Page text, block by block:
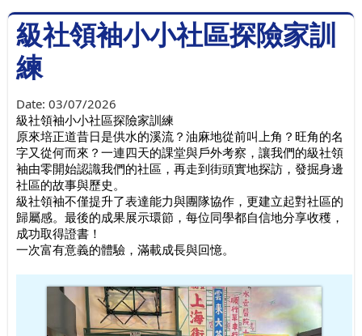
級社領袖小小社區探險家訓
練
Date: 03/07/2026
級社領袖小小社區探險家訓練
原來培正道昔日是供水的溪流？油麻地從前叫上角？旺角的名
字又從何而來？一連四天的課堂與戶外考察，讓我們的級社領
袖由零開始認識我們的社區，再走到街頭實地探訪，發掘身邊
社區的故事與歷史。
級社領袖不僅提升了表達能力與團隊協作，更建立起對社區的
歸屬感。最後的成果展示環節，每位同學都自信地分享收穫，
成功取得證書！
一次富有意義的體驗，滿載成長與回憶。